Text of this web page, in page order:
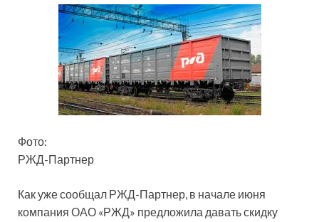
Фото:
РЖД-Партнер
Как уже сообщал РЖД-Партнер, в начале июня
компания ОАО «РЖД» предложила давать скидку